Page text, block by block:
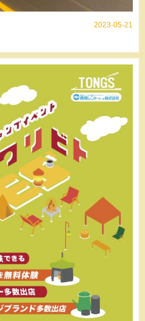
2023-05-21